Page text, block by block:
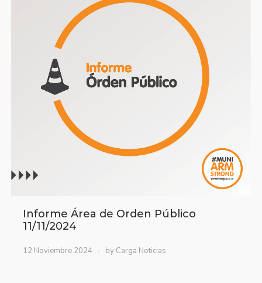
Informe Área de Orden Público
11/11/2024
12 Noviembre 2024 by Carga Noticias